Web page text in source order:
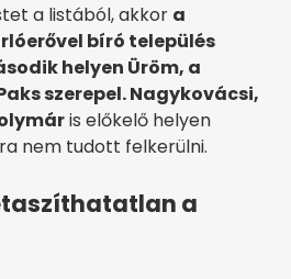
a listából, akkor a
bíró település
helyen Üröm, a
szerepel. Nagykovácsi,
is előkelő helyen
nem tudott felkerülni.
a